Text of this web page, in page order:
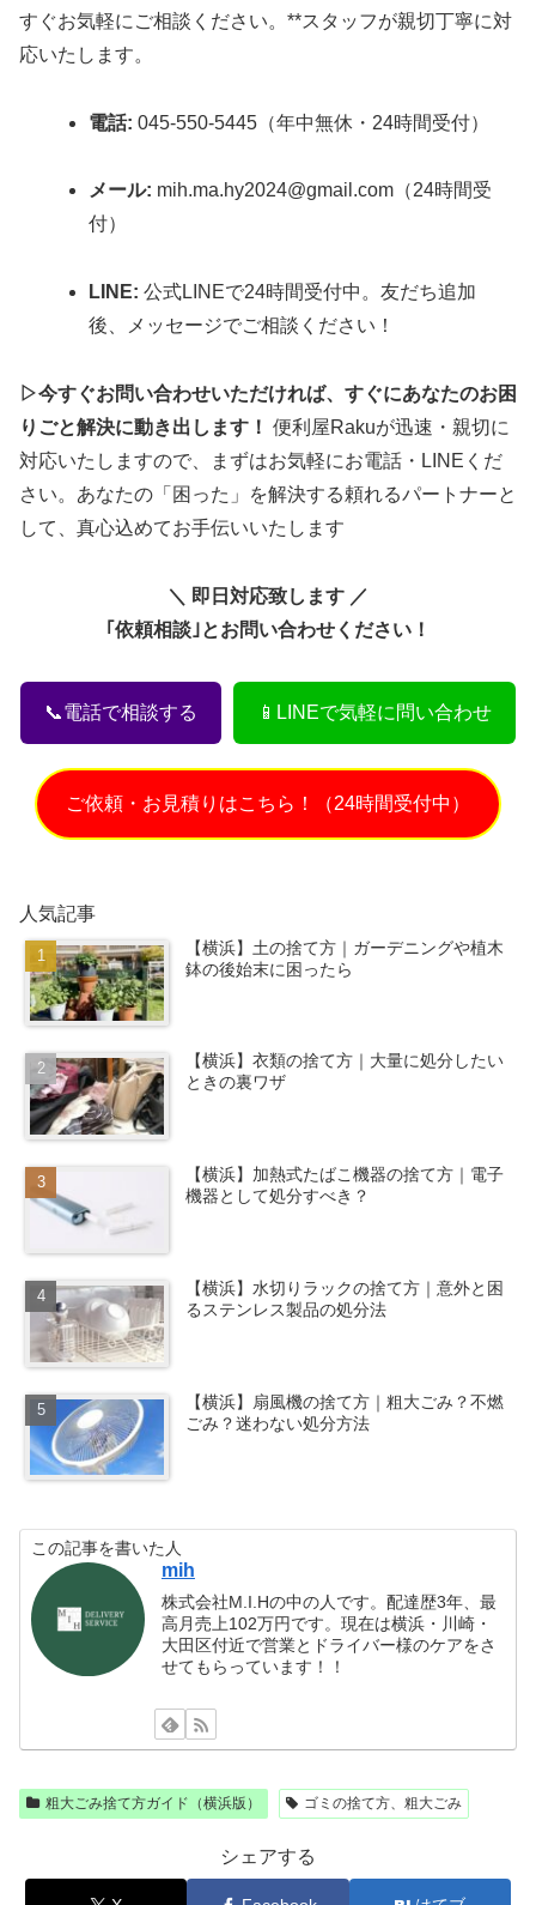
すぐお気軽にご相談ください。**スタッフが親切丁寧に対
応いたします。
電話: 045-550-5445（年中無休・24時間受付）
メール: mih.ma.hy2024@gmail.com（24時間受
付）
LINE: 公式LINEで24時間受付中。友だち追加
後、メッセージでご相談ください！
▷今すぐお問い合わせいただければ、すぐにあなたのお困
りごと解決に動き出します！ 便利屋Rakuが迅速・親切に
対応いたしますので、まずはお気軽にお電話・LINEくだ
さい。あなたの「困った」を解決する頼れるパートナーと
して、真心込めてお手伝いいたします
＼ 即日対応致します ／
｢依頼相談｣とお問い合わせください！
📞電話で相談する 📱LINEで気軽に問い合わせ
ご依頼・お見積りはこちら！（24時間受付中）
人気記事
【横浜】土の捨て方｜ガーデニングや植木
鉢の後始末に困ったら
【横浜】衣類の捨て方｜大量に処分したい
ときの裏ワザ
【横浜】加熱式たばこ機器の捨て方｜電子
機器として処分すべき？
【横浜】水切りラックの捨て方｜意外と困
るステンレス製品の処分法
【横浜】扇風機の捨て方｜粗大ごみ？不燃
ごみ？迷わない処分方法
この記事を書いた人
mih
株式会社M.I.Hの中の人です。配達歴3年、最
高月売上102万円です。現在は横浜・川崎・
大田区付近で営業とドライバー様のケアをさ
せてもらっています！！
粗大ごみ捨て方ガイド（横浜版） ゴミの捨て方、粗大ごみ
シェアする